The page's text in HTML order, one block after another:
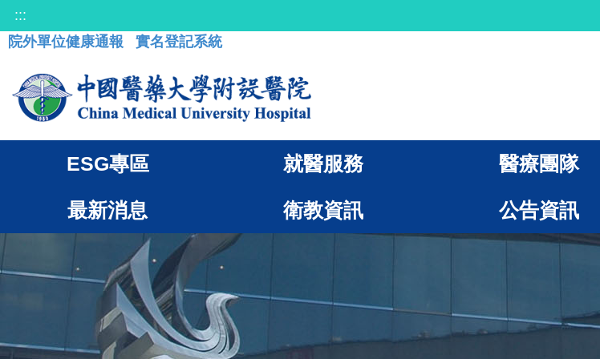
:::
院外單位健康通報
實名登記系統
ESG專區 就醫服務 醫療團隊
最新消息 衛教資訊 公告資訊